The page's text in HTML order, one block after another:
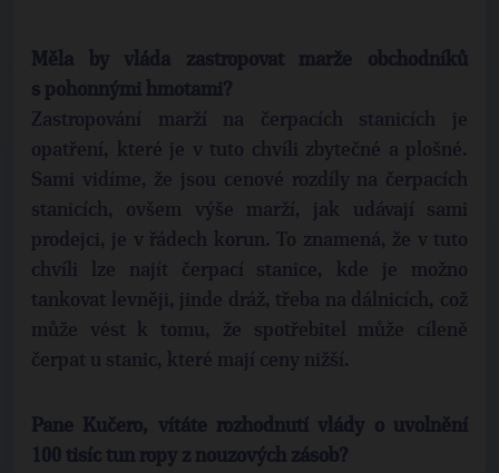
Měla by vláda zastropovat marže obchodníků
s pohonnými hmotami?
Zastropování marží na čerpacích stanicích je
opatření, které je v tuto chvíli zbytečné a plošné.
Sami vidíme, že jsou cenové rozdíly na čerpacích
stanicích, ovšem výše marží, jak udávají sami
prodejci, je v řádech korun. To znamená, že v tuto
chvíli lze najít čerpací stanice, kde je možno
tankovat levněji, jinde dráž, třeba na dálnicích, což
může vést k tomu, že spotřebitel může cíleně
čerpat u stanic, které mají ceny nižší.
Pane Kučero, vítáte rozhodnutí vlády o uvolnění
100 tisíc tun ropy z nouzových zásob?